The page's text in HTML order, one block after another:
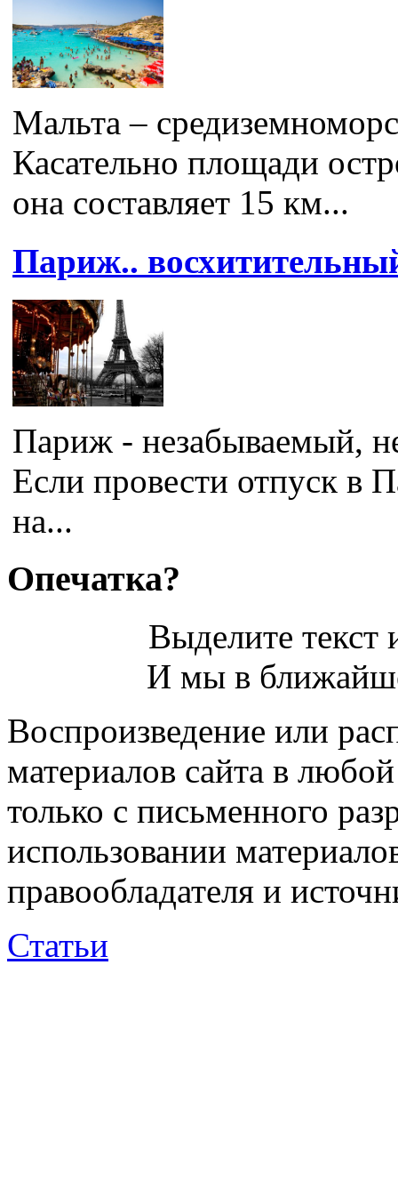
Мальта –
Касательно площади
она составляет 15 км...
Париж..
Париж - незабываемый,
Если провести отпуск в
на...
Опечатка?
Выделите
И мы в
Воспроизведение или
материалов сайта в
только с письменного
использовании
правообладателя и
Статьи